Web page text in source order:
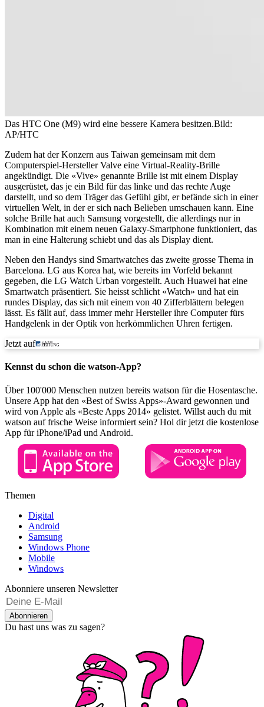
Das HTC One (M9) wird eine bessere Kamera besitzen.Bild:
AP/HTC
Zudem hat der Konzern aus Taiwan gemeinsam mit dem
Computerspiel-Hersteller Valve eine Virtual-Reality-Brille
angekündigt. Die «Vive» genannte Brille ist mit einem Display
ausgerüstet, das je ein Bild für das linke und das rechte Auge
darstellt, und so dem Träger das Gefühl gibt, er befände sich in einer
virtuellen Welt, in der er sich nach Belieben umschauen kann. Eine
solche Brille hat auch Samsung vorgestellt, die allerdings nur in
Kombination mit einem neuen Galaxy-Smartphone funktioniert, das
man in eine Halterung schiebt und das als Display dient.
Neben den Handys sind Smartwatches das zweite grosse Thema in
Barcelona. LG aus Korea hat, wie bereits im Vorfeld bekannt
gegeben, die LG Watch Urban vorgestellt. Auch Huawei hat eine
Smartwatch präsentiert. Sie heisst schlicht «Watch» und hat ein
rundes Display, das sich mit einem von 40 Zifferblättern belegen
lässt. Es fällt auf, dass immer mehr Hersteller ihre Computer fürs
Handgelenk in der Optik von herkömmlichen Uhren fertigen.
Jetzt auf
Kennst du schon die watson-App?
Über 100'000 Menschen nutzen bereits watson für die Hosentasche.
Unsere App hat den «Best of Swiss Apps»-Award gewonnen und
wird von Apple als «Beste Apps 2014» gelistet. Willst auch du mit
watson auf frische Weise informiert sein? Hol dir jetzt die kostenlose
App für iPhone/iPad und Android.
Themen
Digital
Android
Samsung
Windows Phone
Mobile
Windows
Abonniere unseren Newsletter
Abonnieren
Du hast uns was zu sagen?